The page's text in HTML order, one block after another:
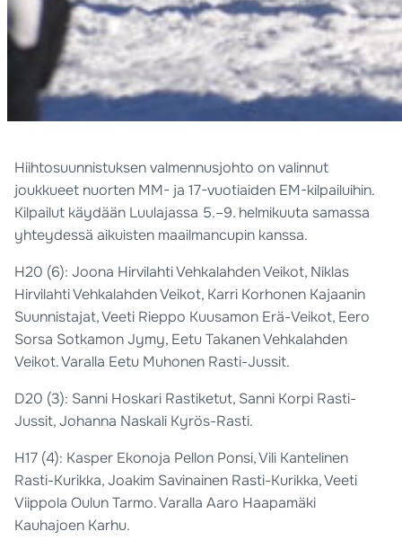
Hiihtosuunnistuksen valmennusjohto on valinnut
joukkueet nuorten MM- ja 17-vuotiaiden EM-kilpailuihin.
Kilpailut käydään Luulajassa 5.–9. helmikuuta samassa
yhteydessä aikuisten maailmancupin kanssa.
H20 (6): Joona Hirvilahti Vehkalahden Veikot, Niklas
Hirvilahti Vehkalahden Veikot, Karri Korhonen Kajaanin
Suunnistajat, Veeti Rieppo Kuusamon Erä-Veikot, Eero
Sorsa Sotkamon Jymy, Eetu Takanen Vehkalahden
Veikot. Varalla Eetu Muhonen Rasti-Jussit.
D20 (3): Sanni Hoskari Rastiketut, Sanni Korpi Rasti-
Jussit, Johanna Naskali Kyrös-Rasti.
H17 (4): Kasper Ekonoja Pellon Ponsi, Vili Kantelinen
Rasti-Kurikka, Joakim Savinainen Rasti-Kurikka, Veeti
Viippola Oulun Tarmo. Varalla Aaro Haapamäki
Kauhajoen Karhu.